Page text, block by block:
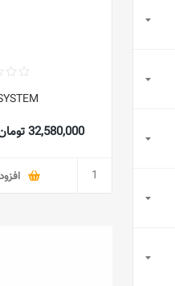
32,580,000 تومان